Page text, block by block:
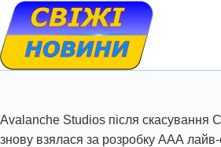
Skip
to
content
Avalanche Studios після скасування
знову взялася за розробку ААА лайв-